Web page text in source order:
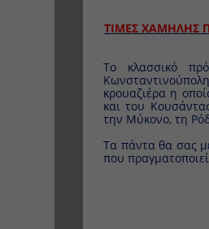
ΤΙΜΕΣ ΧΑΜΗΛΗΣ
Το κλασσικό
Κωνσταντινούπολη,
οποία συνδυάζει
καθώς επίσης σε
Κρήτη, τη
Τα πάντα θα σας
πραγματοποιεί την